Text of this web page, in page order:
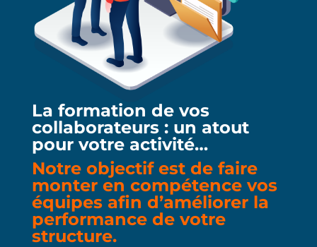
La formation de vos
collaborateurs : un atout
pour votre activité…
Notre objectif est de faire
monter en compétence vos
équipes afin d’améliorer la
performance de votre
structure.